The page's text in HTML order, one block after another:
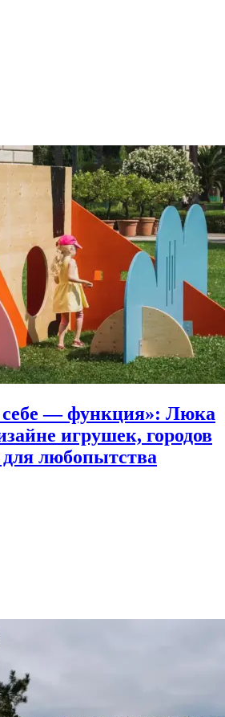
себе — функция»: Люка
игрушек, городов
любопытства